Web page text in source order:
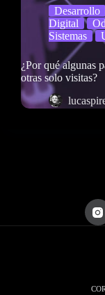
Desarrollo
Digital
Sistemas
¿Por qué algunas
otras solo visitas?